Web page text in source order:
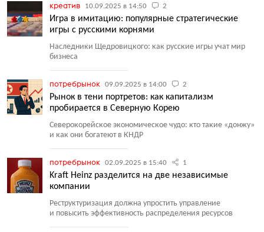
креатив 10.09.2025 в 14:50 2
Игра в имитацию: популярные стратегические
игры с русскими корнями
Наследники Щедровицкого: как русские игры учат мир
бизнеса
потребрынок 09.09.2025 в 14:00 2
Рынок в тени портретов: как капитализм
пробирается в Северную Корею
Северокорейское экономическое чудо: кто такие «донжу»
и как они богатеют в КНДР
потребрынок 02.09.2025 в 15:40 1
Kraft Heinz разделится на две независимые
компании
Реструктуризация должна упростить управление
и повысить эффективность распределения ресурсов